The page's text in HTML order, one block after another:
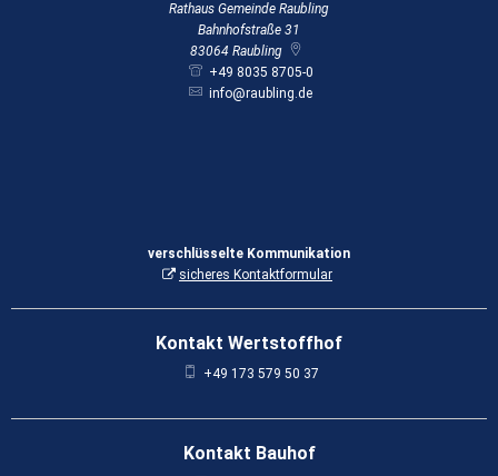
Rathaus Gemeinde Raubling
Bahnhofstraße 31
83064 Raubling
+49 8035 8705-0
info@raubling.de
verschlüsselte Kommunikation
sicheres Kontaktformular
Kontakt Wertstoffhof
+49 173 579 50 37
Kontakt Bauhof